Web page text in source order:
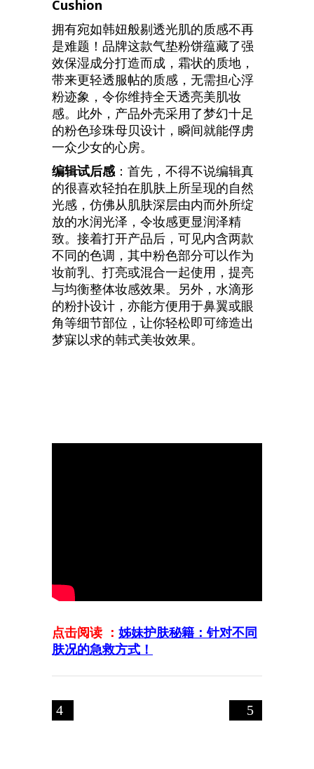
Cushion
拥有宛如韩妞般剔透光肌的质感不再
是难题！品牌这款气垫粉饼蕴藏了强
效保湿成分打造而成，霜状的质地，
带来更轻透服帖的质感，无需担心浮
粉迹象，令你维持全天透亮美肌妆
感。此外，产品外壳采用了梦幻十足
的粉色珍珠母贝设计，瞬间就能俘虏
一众少女的心房。
编辑试后感：首先，不得不说编辑真
的很喜欢轻拍在肌肤上所呈现的自然
光感，仿佛从肌肤深层由内而外所绽
放的水润光泽，令妆感更显润泽精
致。接着打开产品后，可见内含两款
不同的色调，其中粉色部分可以作为
妆前乳、打亮或混合一起使用，提亮
与均衡整体妆感效果。另外，水滴形
的粉扑设计，亦能方便用于鼻翼或眼
角等细节部位，让你轻松即可缔造出
梦寐以求的韩式美妆效果。
点击阅读 ： 姊妹护肤秘籍：针对不同
肤况的急救方式！